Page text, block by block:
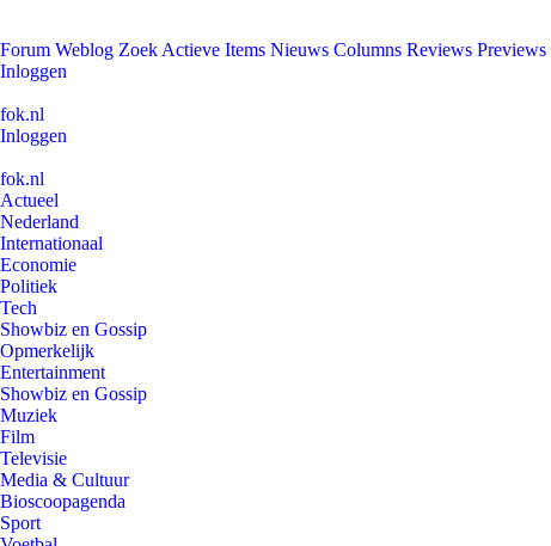
Forum Weblog Zoek Actieve Items Nieuws Columns Reviews Previews
Inloggen
fok.nl
Inloggen
fok.nl
Actueel
Nederland
Internationaal
Economie
Politiek
Tech
Showbiz en Gossip
Opmerkelijk
Entertainment
Showbiz en Gossip
Muziek
Film
Televisie
Media & Cultuur
Bioscoopagenda
Sport